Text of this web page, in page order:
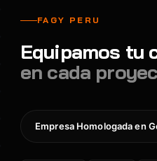
FAGY PERU
Equipamos tu
en cada
Empresa Homologada en